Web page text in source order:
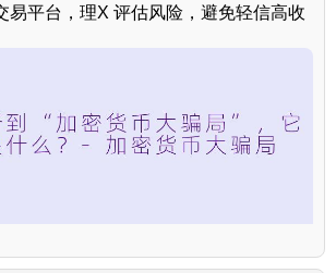
易平台，理X 评估风险，避免轻信高收